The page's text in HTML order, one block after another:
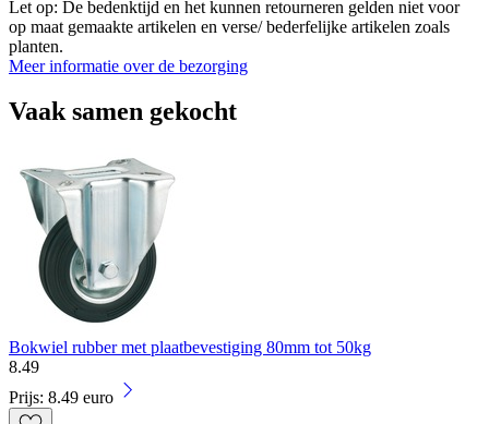
Let op: De bedenktijd en het kunnen retourneren gelden niet voor
op maat gemaakte artikelen en verse/ bederfelijke artikelen zoals
planten.
Meer informatie over de bezorging
Vaak samen gekocht
Bokwiel rubber met plaatbevestiging 80mm tot 50kg
8.49
Prijs: 8.49 euro